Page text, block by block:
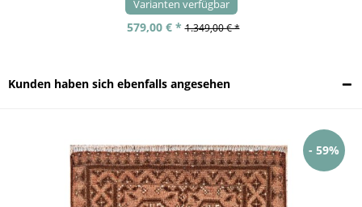
Varianten verfügbar
579,00 € * 1.349,00 € *
Kunden haben sich ebenfalls angesehen
- 59%